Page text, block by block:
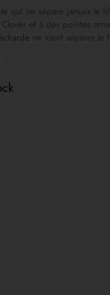
qui ne sépare jamais le
et à des pointes
ne vient séparer le